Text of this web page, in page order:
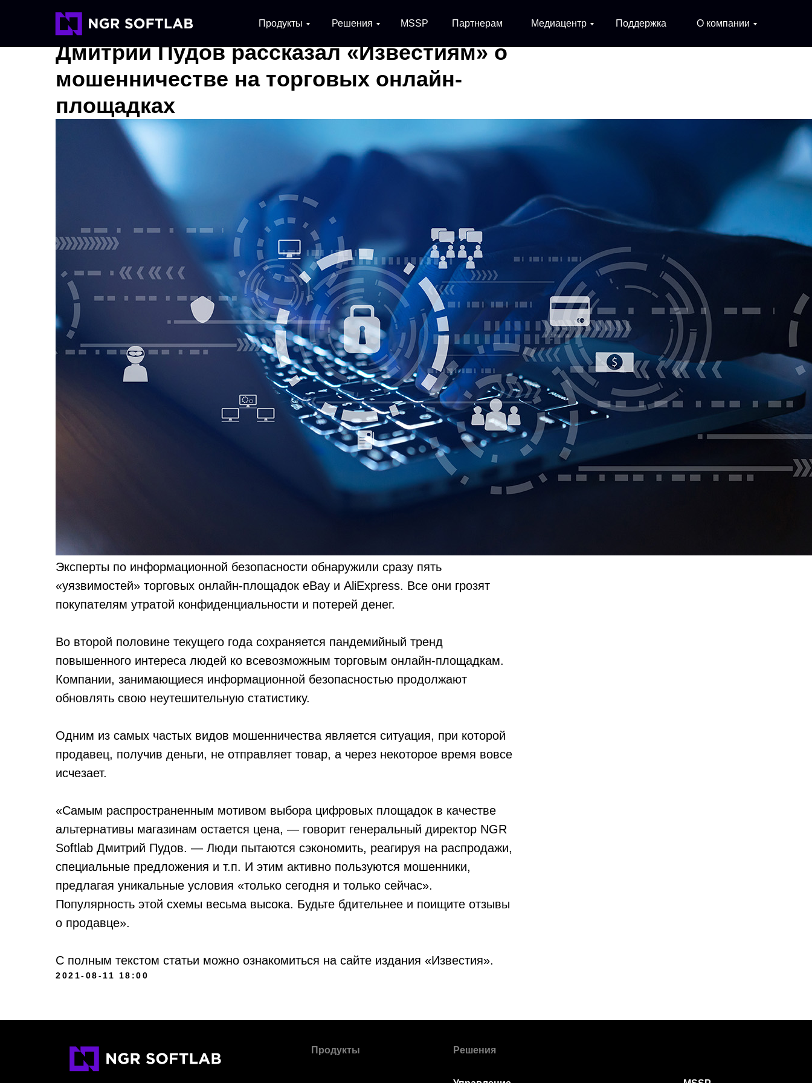
Продукты Решения MSSP Партнерам Медиацентр Поддержка О компании
Дмитрий Пудов рассказал «Известиям» о
мошенничестве на торговых онлайн-
площадках
Эксперты по информационной безопасности обнаружили сразу пять
«уязвимостей» торговых онлайн-площадок eBay и AliExpress. Все они грозят
покупателям утратой конфиденциальности и потерей денег.
Во второй половине текущего года сохраняется пандемийный тренд
повышенного интереса людей ко всевозможным торговым онлайн-площадкам.
Компании, занимающиеся информационной безопасностью продолжают
обновлять свою неутешительную статистику.
Одним из самых частых видов мошенничества является ситуация, при которой
продавец, получив деньги, не отправляет товар, а через некоторое время вовсе
исчезает.
«Самым распространенным мотивом выбора цифровых площадок в качестве
альтернативы магазинам остается цена, — говорит генеральный директор NGR
Softlab Дмитрий Пудов. — Люди пытаются сэкономить, реагируя на распродажи,
специальные предложения и т.п. И этим активно пользуются мошенники,
предлагая уникальные условия «только сегодня и только сейчас».
Популярность этой схемы весьма высока. Будьте бдительнее и поищите отзывы
о продавце».
С полным текстом статьи можно ознакомиться на сайте издания «Известия».
2021-08-11 18:00
Продукты Решения